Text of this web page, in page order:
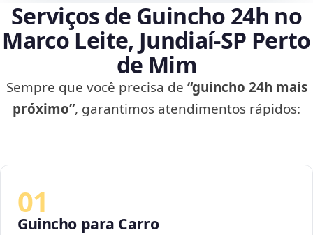
Serviços de Guincho 24h no
Marco Leite, Jundiaí‑SP Perto
de Mim
Sempre que você precisa de “guincho 24h mais
próximo”, garantimos atendimentos rápidos:
01
Guincho para Carro